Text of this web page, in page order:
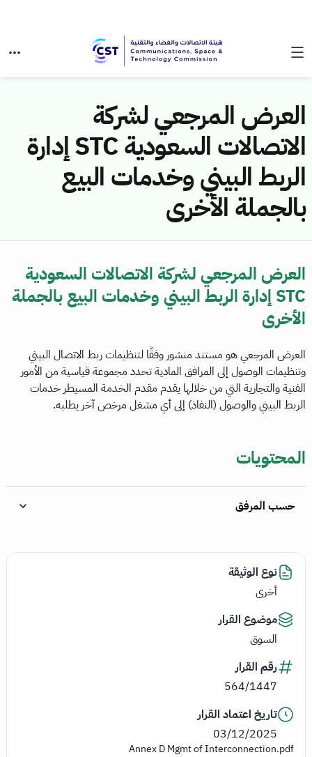
العرض المرجعي لشركة
الاتصالات السعودية STC إدارة
الربط البيني وخدمات البيع
بالجملة الأخرى
العرض المرجعي لشركة الاتصالات السعودية
STC إدارة الربط البيني وخدمات البيع بالجملة
الأخرى
العرض المرجعي هو مستند منشور وفقًا لتنظيمات ربط الاتصال البيني
وتنظيمات الوصول إلى المرافق المادية تحدد مجموعة قياسية من الأمور
الفنية والتجارية التي من خلالها يقدم مقدم الخدمة المسيطر خدمات
الربط البيني والوصول (النفاذ) إلى أي مشغل مرخص آخر يطلبه.
المحتويات
حسب المرفق
نوع الوثيقة
أخرى
موضوع القرار
السوق
رقم القرار
564/1447
تاريخ اعتماد القرار
03/12/2025
Annex D Mgmt of Interconnection.pdf